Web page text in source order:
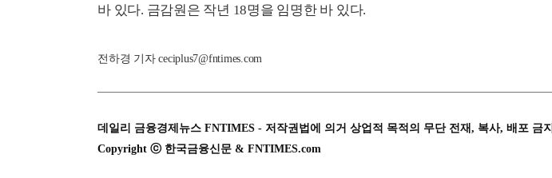
바 있다. 금감원은 작년 18명을 임명한 바 있다.
전하경 기자 ceciplus7@fntimes.com
데일리 금융경제뉴스 FNTIMES - 저작권법에 의거 상업적 목적의 무단 전재, 복사, 배포 금지
Copyright ⓒ 한국금융신문 & FNTIMES.com